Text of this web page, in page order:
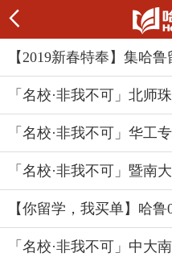
【2019新春特奉】集哈
9900元新春大礼！
「名校·非我不可」北师
（12.13）
「名校·非我不可」华工
「名校·非我不可」暨南
会（11.22）
【你留学，我买单】哈
「名校·非我不可」中大